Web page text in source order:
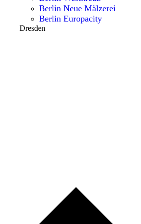
Berlin Neue Mälzerei
Berlin Europacity
Dresden